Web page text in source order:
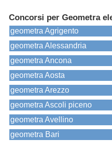
Concorsi per Geometra
geometra Agrigento
geometra Alessandria
geometra Ancona
geometra Aosta
geometra Arezzo
geometra Ascoli piceno
geometra Avellino
geometra Bari